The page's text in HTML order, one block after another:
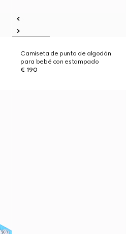
Camiseta de punto de algodón
para bebé con estampado
€ 190